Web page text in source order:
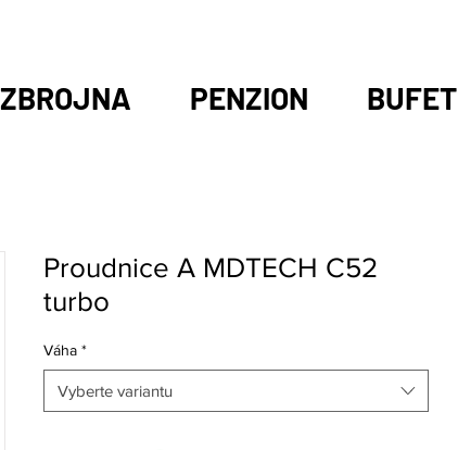
PENZION BUFET
Proudnice A MDTECH C52
turbo
Váha *
Vyberte variantu